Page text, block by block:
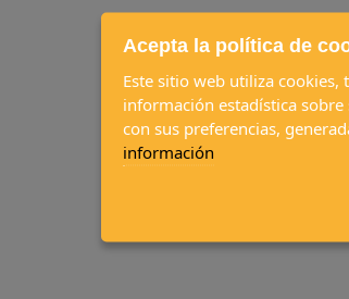
Acepta la política de
Este sitio web utiliza
información estadística
con sus preferencias,
información